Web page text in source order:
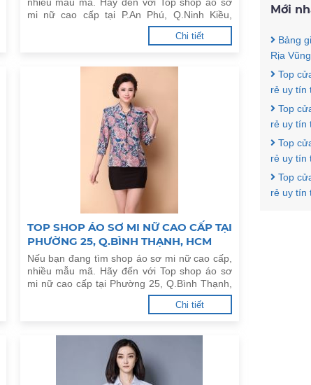
mi nữ cao cấp tại P.An Phú, Q.Ninh Kiều,
Chi tiết
TOP SHOP ÁO SƠ MI NỮ CAO CẤP TẠI
PHƯỜNG 25, Q.BÌNH THẠNH, HCM
Nếu bạn đang tìm shop áo sơ mi nữ cao cấp,
nhiều mẫu mã. Hãy đến với Top shop áo sơ
mi nữ cao cấp tại Phường 25, Q.Bình Thạnh,
Chi tiết
Mới
Bảng
Rịa
Top
rẻ uy tín
Top
rẻ uy tín
Top
rẻ uy tín
Top
rẻ uy tín